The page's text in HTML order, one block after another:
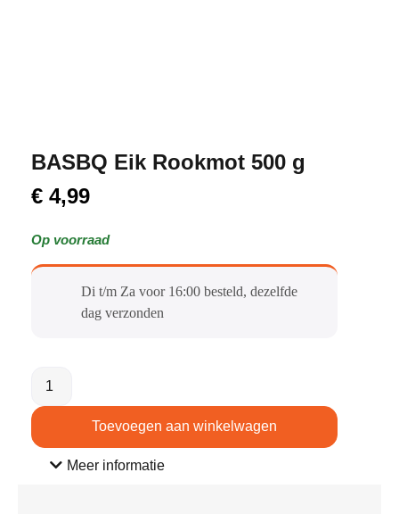
BASBQ Eik Rookmot 500 g
€ 4,99
Op voorraad
Di t/m Za voor 16:00 besteld, dezelfde
dag verzonden​
Toevoegen aan winkelwagen
Meer informatie